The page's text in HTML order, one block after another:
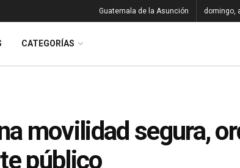
Guatemala de la Asunción domingo,
CATEGORÍAS
movilidad segura,
público